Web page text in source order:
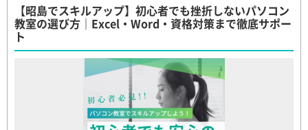
【昭島でスキルアップ】初心者でも挫折しないパソコン
教室の選び方｜Excel・Word・資格対策まで徹底サポー
ト